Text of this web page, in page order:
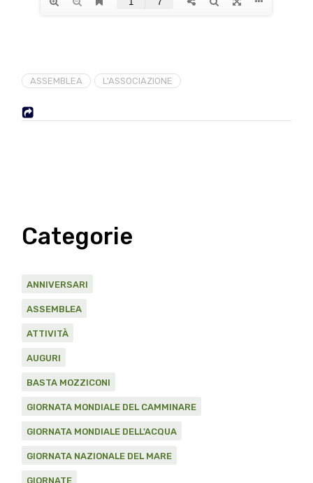
ASSEMBLEA L'ASSOCIAZIONE
Categorie
ANNIVERSARI
ASSEMBLEA
ATTIVITÀ
AUGURI
BASTA MOZZICONI
GIORNATA MONDIALE DEL CAMMINARE
GIORNATA MONDIALE DELL'ACQUA
GIORNATA NAZIONALE DEL MARE
GIORNATE